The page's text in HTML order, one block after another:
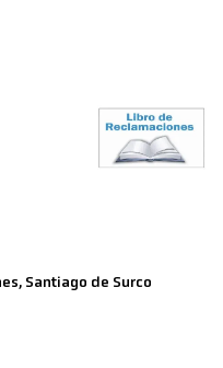
Santiago de Surco